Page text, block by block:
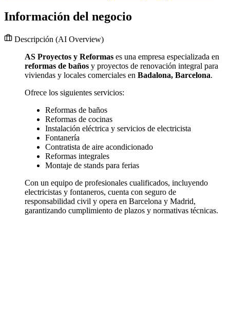
Información del negocio
Descripción (AI Overview)
AS Proyectos y Reformas es una empresa especializada en
reformas de baños y proyectos de renovación integral para
viviendas y locales comerciales en Badalona, Barcelona.
Ofrece los siguientes servicios:
Reformas de baños
Reformas de cocinas
Instalación eléctrica y servicios de electricista
Fontanería
Contratista de aire acondicionado
Reformas integrales
Montaje de stands para ferias
Con un equipo de profesionales cualificados, incluyendo
electricistas y fontaneros, cuenta con seguro de
responsabilidad civil y opera en Barcelona y Madrid,
garantizando cumplimiento de plazos y normativas técnicas.